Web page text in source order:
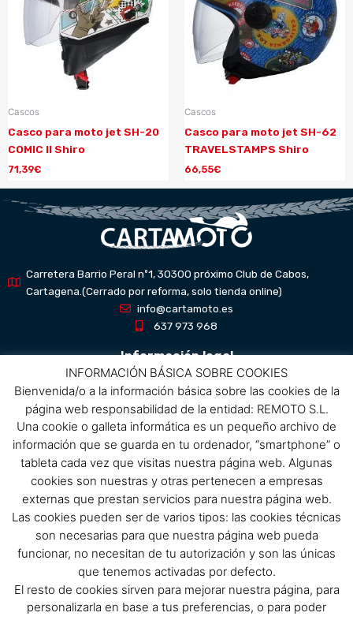
Cascos
Casco para moto jet SH-20
COMIC II Shiro
71,39€
Cascos
Casco para moto jet SH-62
TRAVELSTAMPS Shiro
66,55€
Carretera Barrio Peral nº1, 30300 próximo Club de Cabos,
Cartagena.(Cerrado por reforma, solo tienda online)
info@cartamoto.es
637 973 968
Información legal
Aviso Legal
Política de privacidad
Política de protección de datos
Política de cookies
Condiciones de compra
Menú
Menu
Síguenos
INFORMACIÓN BÁSICA SOBRE COOKIES
Bienvenida/o a la información básica sobre las cookies de la
página web responsabilidad de la entidad: REMOTO S.L.
Una cookie o galleta informática es un pequeño archivo de
información que se guarda en tu ordenador, “smartphone” o
tableta cada vez que visitas nuestra página web. Algunas
cookies son nuestras y otras pertenecen a empresas
externas que prestan servicios para nuestra página web.
Las cookies pueden ser de varios tipos: las cookies técnicas
son necesarias para que nuestra página web pueda
funcionar, no necesitan de tu autorización y son las únicas
que tenemos activadas por defecto.
El resto de cookies sirven para mejorar nuestra página, para
personalizarla en base a tus preferencias, o para poder